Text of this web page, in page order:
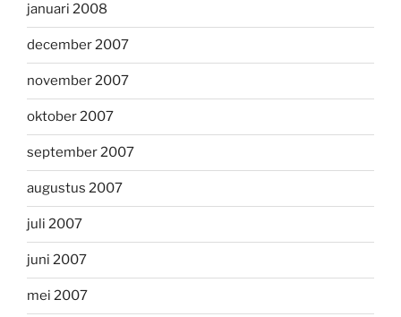
januari 2008
december 2007
november 2007
oktober 2007
september 2007
augustus 2007
juli 2007
juni 2007
mei 2007